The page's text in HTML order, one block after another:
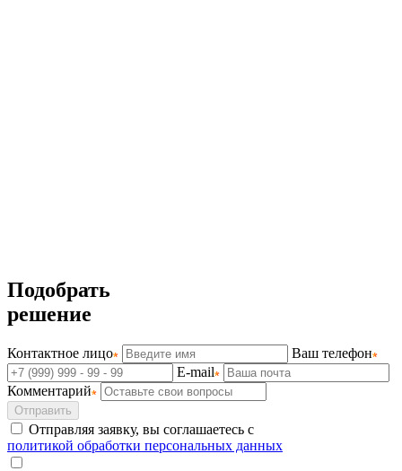
Подобрать
решение
Контактное лицо
Ваш телефон
E-mail
Комментарий
Отправить
Отправляя заявку, вы соглашаетесь с
политикой обработки персональных данных